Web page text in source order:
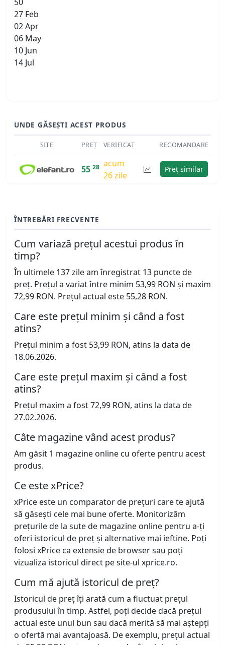
50
27 Feb
02 Apr
06 May
10 Jun
14 Jul
UNDE GĂSEȘTI ACEST PRODUS
SITE PREȚ VERIFICAT RECOMANDARE
55 28 acum
26 zile
Preț similar
ÎNTREBĂRI FRECVENTE
Cum variază prețul acestui produs în
timp?
În ultimele 137 zile am înregistrat 13 puncte de
preț. Prețul a variat între minim 53,99 RON și maxim
72,99 RON. Prețul actual este 55,28 RON.
Care este prețul minim și când a fost
atins?
Prețul minim a fost 53,99 RON, atins la data de
18.06.2026.
Care este prețul maxim și când a fost
atins?
Prețul maxim a fost 72,99 RON, atins la data de
27.02.2026.
Câte magazine vând acest produs?
Am găsit 1 magazine online cu oferte pentru acest
produs.
Ce este xPrice?
xPrice este un comparator de prețuri care te ajută
să găsești cele mai bune oferte. Monitorizăm
prețurile de la sute de magazine online pentru a-ți
oferi istoricul de preț și alternative mai ieftine. Poți
folosi xPrice ca extensie de browser sau poți
vizualiza istoricul direct pe site-ul xprice.ro.
Cum mă ajută istoricul de preț?
Istoricul de preț îți arată cum a fluctuat prețul
produsului în timp. Astfel, poți decide dacă prețul
actual este unul bun sau dacă merită să mai aștepți
o ofertă mai avantajoasă. De exemplu, prețul actual